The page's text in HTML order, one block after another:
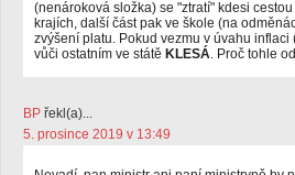
(nenároková složka) se "ztratí" kdesi
krajích, další část pak ve škole (na
zvýšení platu. Pokud vezmu v úvahu
vůči ostatním ve státě KLESÁ. Proč tohle
BP řekl(a)...
5. prosince 2019 v 13:49